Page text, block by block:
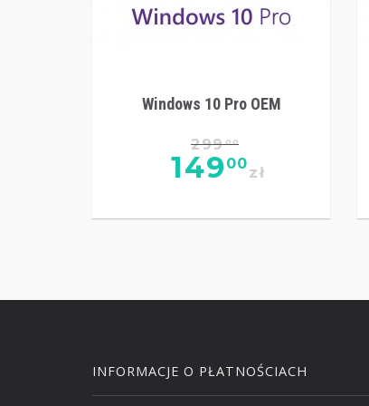
Windows 10 Pro OEM
29900
149 00
zł
INFORMACJE O PŁATNOŚCIACH